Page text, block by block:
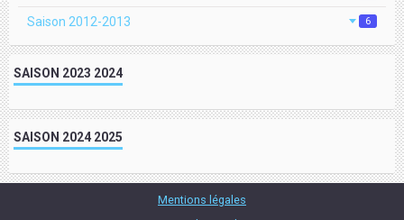
Saison 2012-2013 6
SAISON 2023 2024
SAISON 2024 2025
Mentions légales